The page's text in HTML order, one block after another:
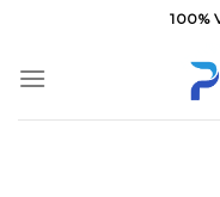
inhoud
100%